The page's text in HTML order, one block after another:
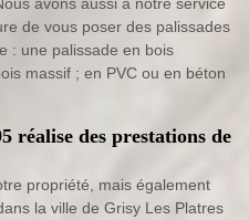
avons aussi à notre service
de vous poser des palissades
: une palissade en bois
massif ; en PVC ou en béton
réalise des prestations de
propriété, mais également
la ville de Grisy Les Platres